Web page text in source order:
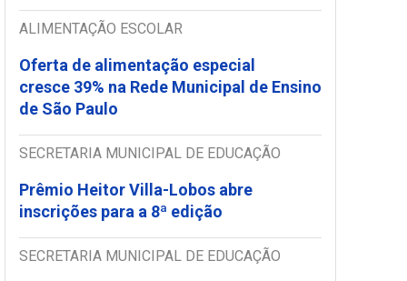
ALIMENTAÇÃO ESCOLAR
Oferta de alimentação especial
cresce 39% na Rede Municipal de Ensino
de São Paulo
SECRETARIA MUNICIPAL DE EDUCAÇÃO
Prêmio Heitor Villa-Lobos abre
inscrições para a 8ª edição
SECRETARIA MUNICIPAL DE EDUCAÇÃO